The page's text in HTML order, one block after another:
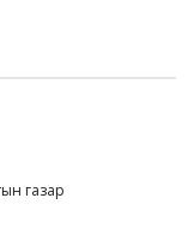
газар